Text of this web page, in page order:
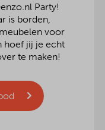
Party!
is borden,
voor
hoef jij je echt
te maken!